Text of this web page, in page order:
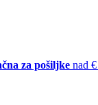
za pošiljke nad